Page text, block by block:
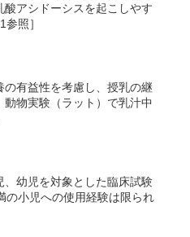
酸アシドーシスを起こしやす
照］
有益性を考慮し、授乳の継
物実験（ラット）で乳汁中
幼児を対象とした臨床試験
の小児への使用経験は限られ